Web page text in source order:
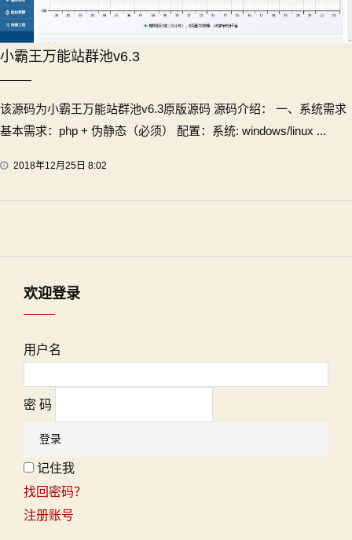
小霸王万能站群池v6.3
该源码为小霸王万能站群池v6.3原版源码 源码介绍： 一、系统需求
基本需求：php + 伪静态（必须） 配置：系统: windows/linux ...
2018年12月25日 8:02
欢迎登录
用户名
密 码
记住我
找回密码？
注册账号